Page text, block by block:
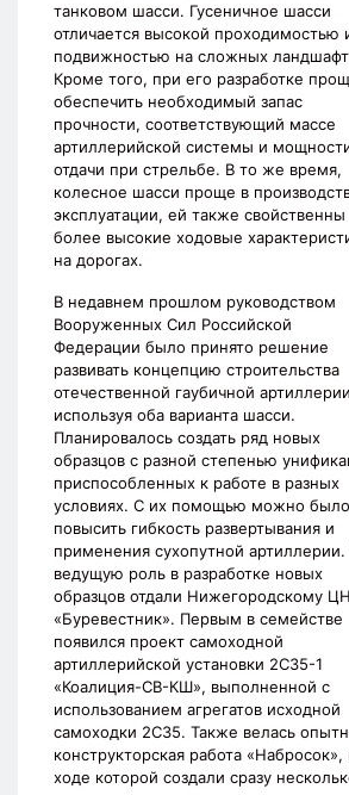
танковом шасси. Гусеничное шасси
отличается высокой проходимостью
подвижностью на сложных
Кроме того, при его разработке
обеспечить необходимый запас
прочности, соответствующий массе
артиллерийской системы и
отдачи при стрельбе. В то же время,
колесное шасси проще в
эксплуатации, ей также свойственны
более высокие ходовые
на дорогах.
В недавнем прошлом руководством
Вооруженных Сил Российской
Федерации было принято решение
развивать концепцию строительства
отечественной гаубичной
используя оба варианта шасси.
Планировалось создать ряд новых
образцов с разной степенью
приспособленных к работе в разных
условиях. С их помощью можно
повысить гибкость развертывания и
применения сухопутной
ведущую роль в разработке новых
образцов отдали Нижегородскому
«Буревестник». Первым в семействе
появился проект самоходной
артиллерийской установки 2С35-1
«Коалиция-СВ-КШ», выполненной с
использованием агрегатов исходной
самоходки 2С35. Также велась
конструкторская работа «Набросок»,
ходе которой создали сразу